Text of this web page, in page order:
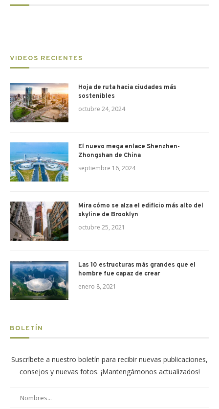
VIDEOS RECIENTES
Hoja de ruta hacia ciudades más
sostenibles
octubre 24, 2024
El nuevo mega enlace Shenzhen-
Zhongshan de China
septiembre 16, 2024
Mira cómo se alza el edificio más alto del
skyline de Brooklyn
octubre 25, 2021
Las 10 estructuras más grandes que el
hombre fue capaz de crear
enero 8, 2021
BOLETÍN
Suscríbete a nuestro boletín para recibir nuevas publicaciones,
consejos y nuevas fotos. ¡Mantengámonos actualizados!